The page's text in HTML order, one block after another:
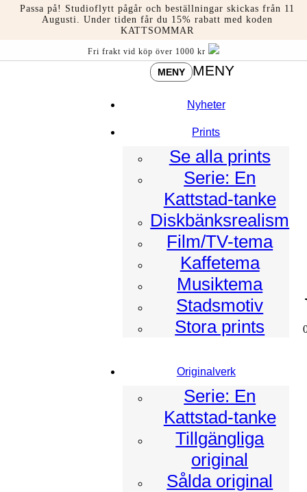
HoppaPassa på! Studioflytt pågår och beställningar skickas från 11
Augusti. Under tiden får du 15% rabatt med koden
KATTSOMMAR
Fri frakt vid köp över 1000 kr
MENY MENY
Nyheter
Prints
Se alla prints
Serie: En
Kattstad-tanke
Diskbänksrealism
Film/TV-tema
Kaffetema
Musiktema
Stadsmotiv
Stora prints
Originalverk
Serie: En
Kattstad-tanke
Tillgängliga
original
Sålda original